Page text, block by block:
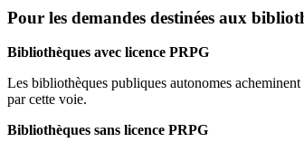
Pour les demandes destinées aux
Bibliothèques avec licence PRPG
Les bibliothèques publiques autonomes
par cette voie.
Bibliothèques sans licence PRPG